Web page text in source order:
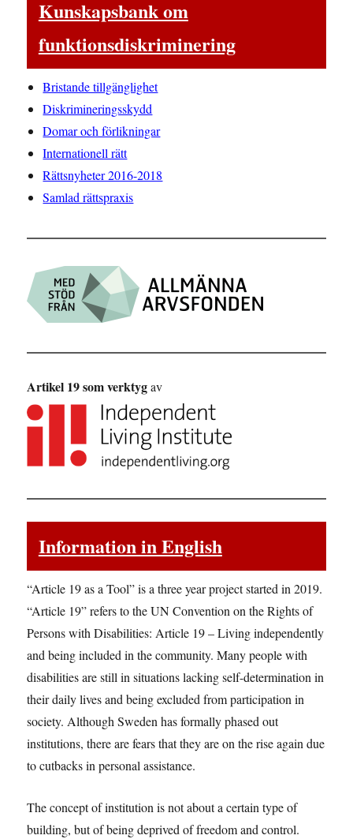
Kunskapsbank om
funktionsdiskriminering
Bristande tillgänglighet
Diskrimineringsskydd
Domar och förlikningar
Internationell rätt
Rättsnyheter 2016-2018
Samlad rättspraxis
Artikel 19 som verktygav
Information in English
“Article 19 as a Tool” is a three year project started in 2019.
“Article 19” refers to the UN Convention on the Rights of
Persons with Disabilities: Article 19 – Living independently
and being included in the community. Many people with
disabilities are still in situations lacking self-determination in
their daily lives and being excluded from participation in
society. Although Sweden has formally phased out
institutions, there are fears that they are on the rise again due
to cutbacks in personal assistance.
The concept of institution is not about a certain type of
building, but of being deprived of freedom and control.